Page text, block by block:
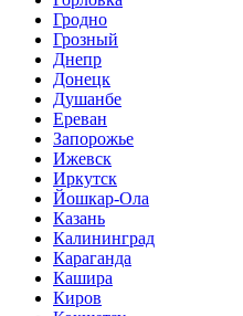
Гродно
Грозный
Днепр
Донецк
Душанбе
Ереван
Запорожье
Ижевск
Иркутск
Йошкар-Ола
Казань
Калининград
Караганда
Кашира
Киров